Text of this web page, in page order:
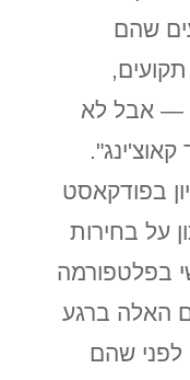
שהם
— אבל לא
קאוצ'ינג".
בפודקאסט
על בחירות
טור אישי בפלטפורמה
האלה ברגע
לפני שהם